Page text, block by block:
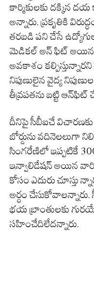
కార్మికులకు దక్కిన
అన్నారు. ప్రకృతికి
తరబడి పని చేసే
మెడికల్ అన్ ఫిట్ అయిన‌
అవకాశం
నిపుణులైన వైద్య
తీవ్రపతను బట్టి
దీనిపై సీబీఐచే
బోర్డును వదినెలలుగా
సింగరేణిలో ఇప్పటికే
ఇన్వాలిడేషన్ అయిన వారి
కోసం ఎదురు చూస్తు
అర్ధం
భయ బ్రాంతులకు
సహించేదిలేదన్నారు.